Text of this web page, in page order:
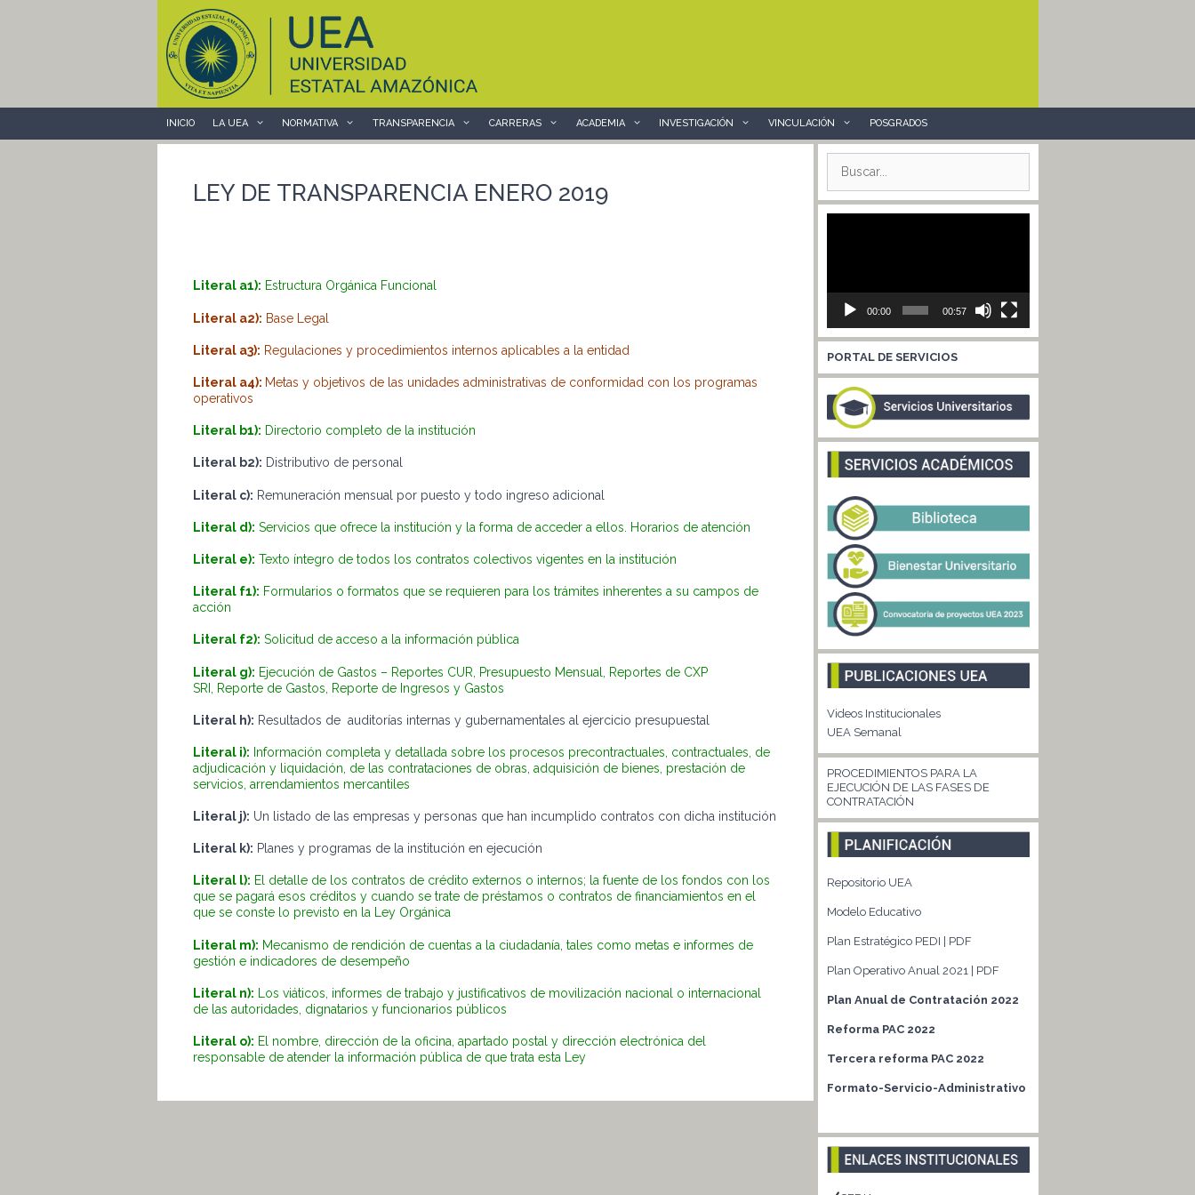
INICIO LA UEA NORMATIVA TRANSPARENCIA CARRERAS ACADEMIA INVESTIGACIÓN VINCULACIÓN POSGRADOS
LEY DE TRANSPARENCIA ENERO 2019
Literal a1): Estructura Orgánica Funcional
Literal a2): Base Legal
Literal a3): Regulaciones y procedimientos internos aplicables a la entidad
Literal a4): Metas y objetivos de las unidades administrativas de conformidad con los programas
operativos
Literal b1): Directorio completo de la institución
Literal b2): Distributivo de personal
Literal c): Remuneración mensual por puesto y todo ingreso adicional
Literal d): Servicios que ofrece la institución y la forma de acceder a ellos. Horarios de atención
Literal e): Texto íntegro de todos los contratos colectivos vigentes en la institución
Literal f1): Formularios o formatos que se requieren para los trámites inherentes a su campos de
acción
Literal f2): Solicitud de acceso a la información pública
Literal g): Ejecución de Gastos – Reportes CUR, Presupuesto Mensual, Reportes de CXP
SRI, Reporte de Gastos, Reporte de Ingresos y Gastos
Literal h): Resultados de auditorías internas y gubernamentales al ejercicio presupuestal
Literal i): Información completa y detallada sobre los procesos precontractuales, contractuales, de
adjudicación y liquidación, de las contrataciones de obras, adquisición de bienes, prestación de
servicios, arrendamientos mercantiles
Literal j): Un listado de las empresas y personas que han incumplido contratos con dicha institución
Literal k): Planes y programas de la institución en ejecución
Literal l): El detalle de los contratos de crédito externos o internos; la fuente de los fondos con los
que se pagará esos créditos y cuando se trate de préstamos o contratos de financiamientos en el
que se conste lo previsto en la Ley Orgánica
Literal m): Mecanismo de rendición de cuentas a la ciudadanía, tales como metas e informes de
gestión e indicadores de desempeño
Literal n): Los viáticos, informes de trabajo y justificativos de movilización nacional o internacional
de las autoridades, dignatarios y funcionarios públicos
Literal o): El nombre, dirección de la oficina, apartado postal y dirección electrónica del
responsable de atender la información pública de que trata esta Ley
00:00 00:57
PORTAL DE SERVICIOS
Videos Institucionales
UEA Semanal
PROCEDIMIENTOS PARA LA
EJECUCIÓN DE LAS FASES DE
CONTRATACIÓN
Repositorio UEA
Modelo Educativo
Plan Estratégico PEDI | PDF
Plan Operativo Anual 2021 | PDF
Plan Anual de Contratación 2022
Reforma PAC 2022
Tercera reforma PAC 2022
Formato-Servicio-Administrativo